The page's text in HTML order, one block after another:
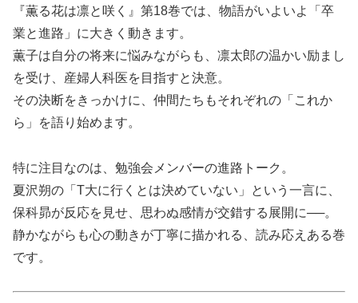
『薫る花は凛と咲く』第18巻では、物語がいよいよ「卒
業と進路」に大きく動きます。
薫子は自分の将来に悩みながらも、凛太郎の温かい励まし
を受け、産婦人科医を目指すと決意。
その決断をきっかけに、仲間たちもそれぞれの「これか
ら」を語り始めます。
特に注目なのは、勉強会メンバーの進路トーク。
夏沢朔の「T大に行くとは決めていない」という一言に、
保科昴が反応を見せ、思わぬ感情が交錯する展開に──。
静かながらも心の動きが丁寧に描かれる、読み応えある巻
です。